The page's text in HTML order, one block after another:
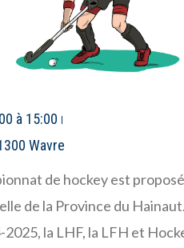
à 15:00
Wavre
de hockey est
de la Province du
la LHF, la LFH et